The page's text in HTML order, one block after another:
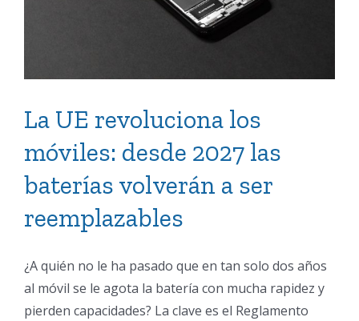
reemplazables
La UE revoluciona los
móviles: desde 2027 las
baterías volverán a ser
reemplazables
¿A quién no le ha pasado que en tan solo dos años
al móvil se le agota la batería con mucha rapidez y
pierden capacidades? La clave es el Reglamento